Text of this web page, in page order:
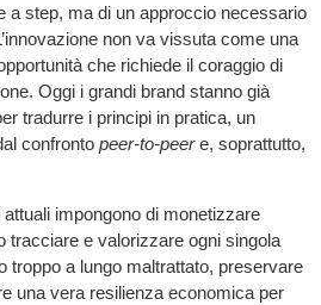
a step, ma di un approccio necessario
non va vissuta come una
che richiede il coraggio di
Oggi i grandi brand stanno già
tradurre i principi in pratica, un
confronto peer-to-peere, soprattutto,
impongono di monetizzare
tracciare e valorizzare ogni singola
troppo a lungo maltrattato, preservare
una vera resilienza economica per